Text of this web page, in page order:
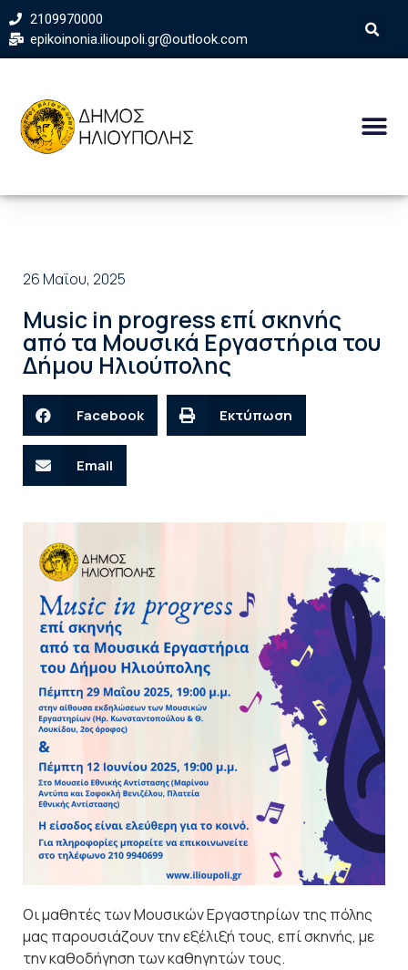
2109970000
epikoinonia.ilioupoli.gr@outlook.com
26 Μαΐου, 2025
Music in progress επί σκηνής
από τα Μουσικά Εργαστήρια του
Δήμου Ηλιούπολης
Facebook Εκτύπωση
Email
Οι μαθητές των Μουσικών Εργαστηρίων της πόλης
μας παρουσιάζουν την εξέλιξή τους, επί σκηνής, με
την καθοδήγηση των καθηγητών τους.